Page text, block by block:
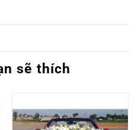
sẽ thích